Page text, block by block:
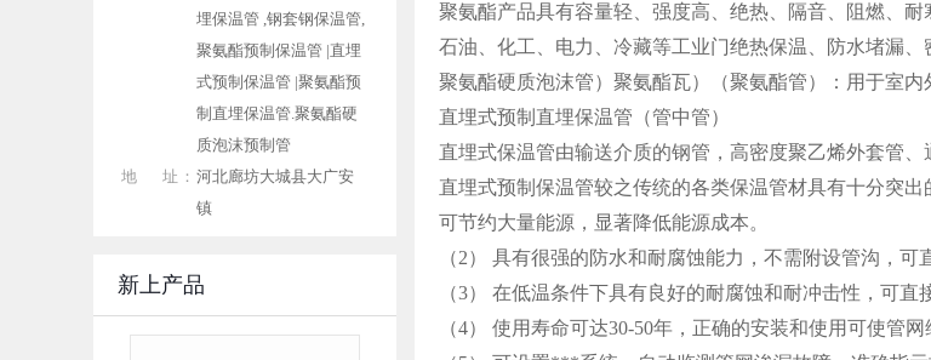
聚氨酯产品具有容量轻、强度高、绝热、隔音、阻燃、
石油、化工、电力、冷藏等工业门绝热保温、防水堵漏、
聚氨酯硬质泡沫管）聚氨酯瓦）（聚氨酯管）：用于室
直埋式预制直埋保温管（管中管）
直埋式保温管由输送介质的钢管，高密度聚乙烯外套管
直埋式预制保温管较之传统的各类保温管材具有十分突出
可节约大量能源，显著降低能源成本。
（2）
具有很强的防水和耐腐蚀能力，不需附设管沟，可
（3）
在低温条件下具有良好的耐腐蚀和耐冲击性，可直
（4） 使用寿命可达30-50年，正确的安装和使用可使管网
埋保温管 ,钢套钢保温管,
聚氨酯预制保温管 |直埋
式预制保温管 |聚氨酯预
制直埋保温管.聚氨酯硬
质泡沫预制管
地 址： 河北廊坊大城县大广安
镇
新上产品